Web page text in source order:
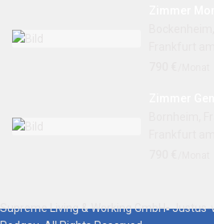
Bornheim,
Supreme Living & Working GmbH▪